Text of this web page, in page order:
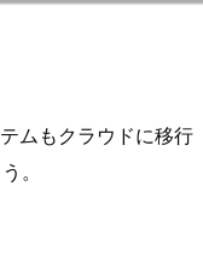
ムもクラウドに移行
。